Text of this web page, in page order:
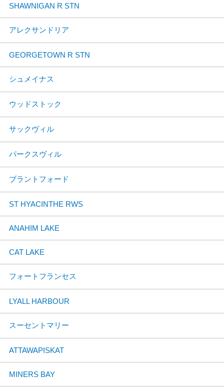
SHAWNIGAN R STN
アレクサンドリア
GEORGETOWN R STN
シュメイナス
ウッドストック
サックヴィル
パークスヴィル
ブラントフォード
ST HYACINTHE RWS
ANAHIM LAKE
CAT LAKE
フォートフランセス
LYALL HARBOUR
スーセントマリー
ATTAWAPISKAT
MINERS BAY